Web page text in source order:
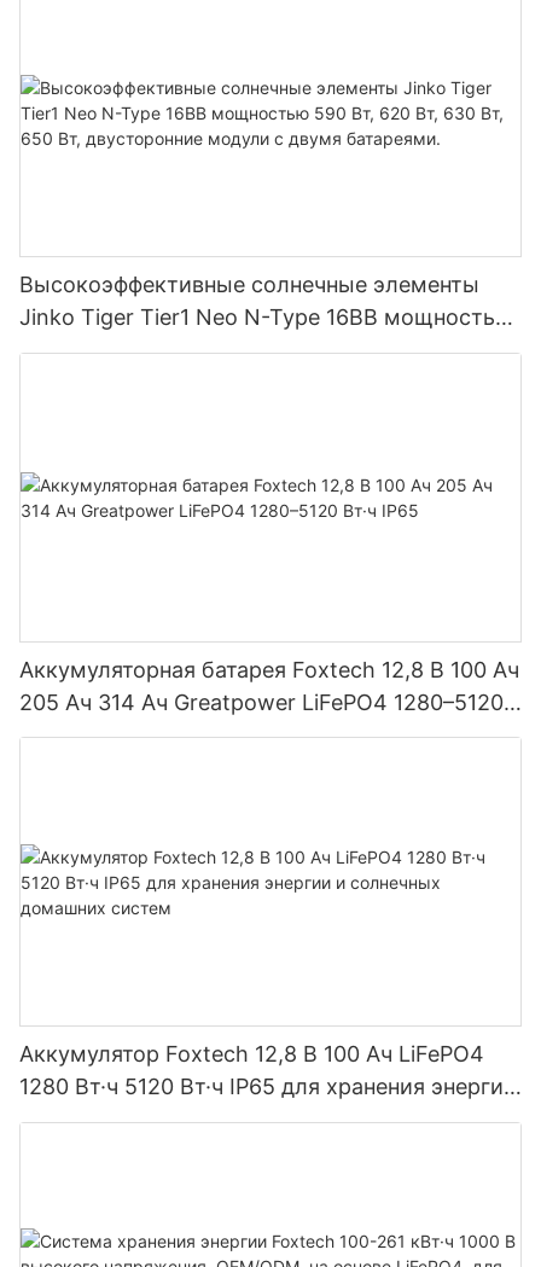
Высокоэффективные солнечные элементы
Jinko Tiger Tier1 Neo N-Type 16BB мощностью
590 Вт, 620 Вт, 630 Вт, 650 Вт, двусторонние
Аккумуляторная батарея Foxtech 12,8 В 100 Ач
205 Ач 314 Ач Greatpower LiFePO4 1280–5120
Вт·ч IP65
Аккумулятор Foxtech 12,8 В 100 Ач LiFePO4
1280 Вт·ч 5120 Вт·ч IP65 для хранения энергии
и солнечных домашних систем